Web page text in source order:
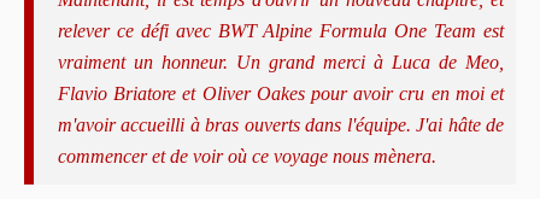
relever ce défi avec BWT Alpine Formula One Team est
vraiment un honneur. Un grand merci à Luca de Meo,
Flavio Briatore et Oliver Oakes pour avoir cru en moi et
m'avoir accueilli à bras ouverts dans l'équipe. J'ai hâte de
commencer et de voir où ce voyage nous mènera.